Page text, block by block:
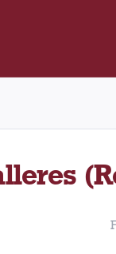
de Escalada)